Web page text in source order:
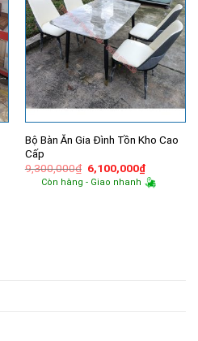
Bộ Bàn Ăn Gia Đình Tồn Kho Cao
Cấp
9,300,000₫ Giá
gốc
là:
6,100,000₫Giá
hiện
tại
Còn hàng - Giao nhanh